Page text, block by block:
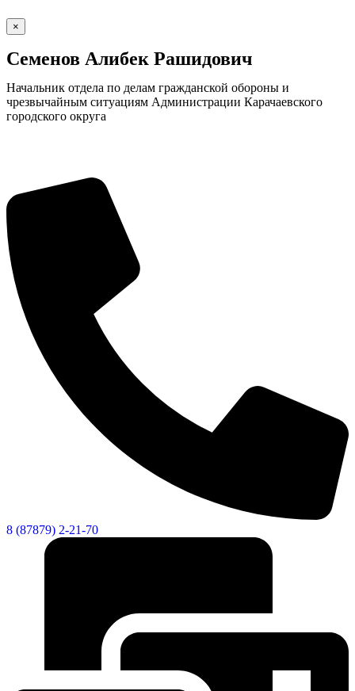
×
Семенов Алибек Рашидович
Начальник отдела по делам гражданской обороны и
чрезвычайным ситуациям Администрации Карачаевского
городского округа
8 (87879) 2-21-70